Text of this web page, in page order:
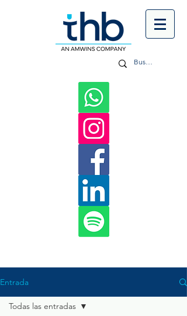
Entrada
Todas las entradas